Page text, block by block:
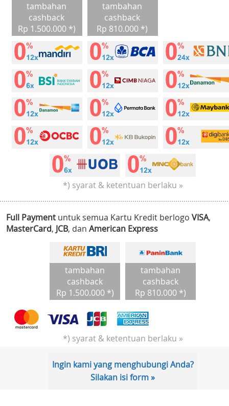
tambahan
cashback
Rp 1.500.000 *)
tambahan
cashback
Rp 810.000 *)
*) syarat & ketentuan berlaku »
Full Payment untuk semua Kartu Kredit berlogo VISA,
MasterCard, JCB, dan American Express
tambahan
cashback
Rp 1.500.000 *)
tambahan
cashback
Rp 810.000 *)
*) syarat & ketentuan berlaku »
Ingin kami yang menghubungi Anda?
Silakan isi form »